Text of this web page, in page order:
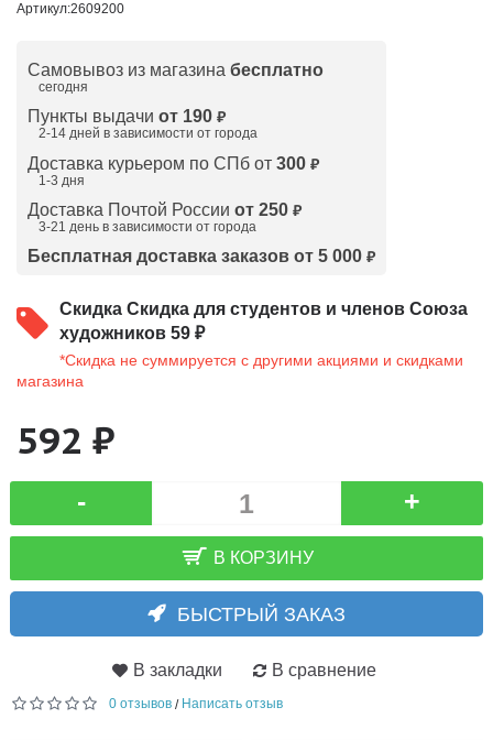
Артикул:2609200
Самовывоз из магазина бесплатно
сегодня
Пункты выдачи от 190 ₽
2-14 дней в зависимости от города
Доставка курьером по СПб от 300 ₽
1-3 дня
Доставка Почтой России от 250 ₽
3-21 день в зависимости от города
Бесплатная доставка заказов от 5 000 ₽
Скидка Скидка для студентов и членов Союза
художников 59 ₽
*Скидка не суммируется с другими акциями и скидками
магазина
592 ₽
- +
В КОРЗИНУ
БЫСТРЫЙ ЗАКАЗ
В закладки В сравнение
0 отзывов / Написать отзыв